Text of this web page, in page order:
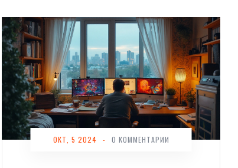
ОКТ, 5 2024 - 0 КОММЕНТАРИИ